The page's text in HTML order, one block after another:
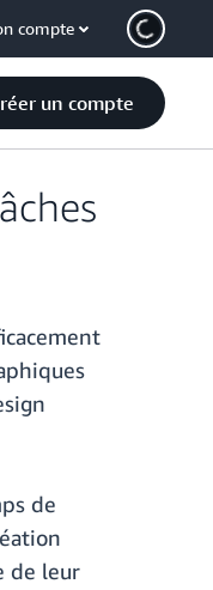
compte
un compte
de
de leur